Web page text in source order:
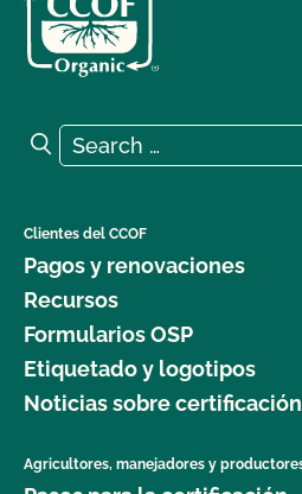
Search for:
Search
Clientes del CCOF
Pagos y renovaciones
Recursos
Formularios OSP
Etiquetado y logotipos
Noticias sobre certificación
Agricultores, manejadores y